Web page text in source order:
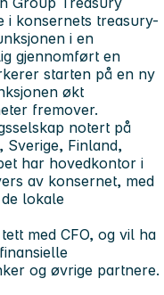
i konsernets treasury-
i en
gjennomført en
starten på en ny
økt
fremover.
notert på
Sverige, Finland,
har hovedkontor i
av konsernet, med
lokale
med CFO, og vil ha
og øvrige partnere.